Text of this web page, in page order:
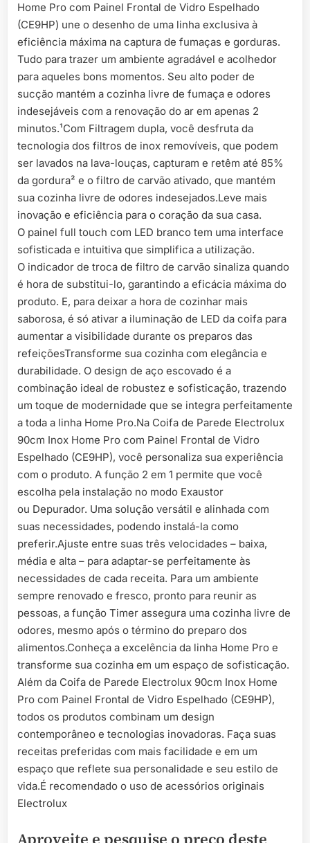
Home Pro com Painel Frontal de Vidro Espelhado
(CE9HP) une o desenho de uma linha exclusiva à
eficiência máxima na captura de fumaças e gorduras.
Tudo para trazer um ambiente agradável e acolhedor
para aqueles bons momentos. Seu alto poder de
sucção mantém a cozinha livre de fumaça e odores
indesejáveis com a renovação do ar em apenas 2
minutos.¹Com Filtragem dupla, você desfruta da
tecnologia dos filtros de inox removíveis, que podem
ser lavados na lava-louças, capturam e retêm até 85%
da gordura² e o filtro de carvão ativado, que mantém
sua cozinha livre de odores indesejados.Leve mais
inovação e eficiência para o coração da sua casa.
O painel full touch com LED branco tem uma interface
sofisticada e intuitiva que simplifica a utilização.
O indicador de troca de filtro de carvão sinaliza quando
é hora de substitui-lo, garantindo a eficácia máxima do
produto. E, para deixar a hora de cozinhar mais
saborosa, é só ativar a iluminação de LED da coifa para
aumentar a visibilidade durante os preparos das
refeiçõesTransforme sua cozinha com elegância e
durabilidade. O design de aço escovado é a
combinação ideal de robustez e sofisticação, trazendo
um toque de modernidade que se integra perfeitamente
a toda a linha Home Pro.Na Coifa de Parede Electrolux
90cm Inox Home Pro com Painel Frontal de Vidro
Espelhado (CE9HP), você personaliza sua experiência
com o produto. A função 2 em 1 permite que você
escolha pela instalação no modo Exaustor
ou Depurador. Uma solução versátil e alinhada com
suas necessidades, podendo instalá-la como
preferir.Ajuste entre suas três velocidades – baixa,
média e alta – para adaptar-se perfeitamente às
necessidades de cada receita. Para um ambiente
sempre renovado e fresco, pronto para reunir as
pessoas, a função Timer assegura uma cozinha livre de
odores, mesmo após o término do preparo dos
alimentos.Conheça a excelência da linha Home Pro e
transforme sua cozinha em um espaço de sofisticação.
Além da Coifa de Parede Electrolux 90cm Inox Home
Pro com Painel Frontal de Vidro Espelhado (CE9HP),
todos os produtos combinam um design
contemporâneo e tecnologias inovadoras. Faça suas
receitas preferidas com mais facilidade e em um
espaço que reflete sua personalidade e seu estilo de
vida.É recomendado o uso de acessórios originais
Electrolux
Aproveite e pesquise o preço deste